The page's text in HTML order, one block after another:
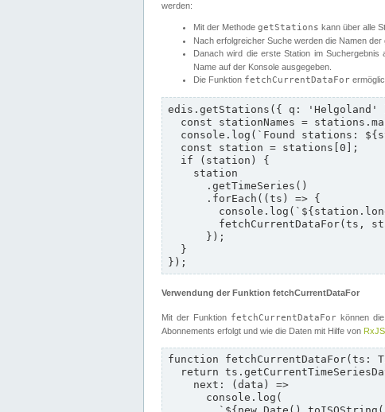
werden:
Mit der Methode getStations kann über alle
Nach erfolgreicher Suche werden die Namen
Danach wird die erste Station im Suchergebnis
Name auf der Konsole ausgegeben.
Die Funktion fetchCurrentDataFor
edis.getStations({ q:
});
Verwendung der Funktion fetchCurrentDataFor
Mit der Funktion fetchCurrentDataFor können
Abonnements erfolgt und wie die Daten mit Hilfe von RxJS
function fetchCurrentDataFor(ts: